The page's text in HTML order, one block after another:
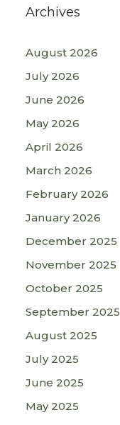
Archives
August 2026
July 2026
June 2026
May 2026
April 2026
March 2026
February 2026
January 2026
December 2025
November 2025
October 2025
September 2025
August 2025
July 2025
June 2025
May 2025